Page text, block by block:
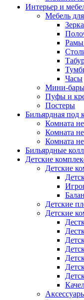
Интерьер и
Мебель
Рамы
Часы
Мини-
Пуфы и
Постеры
Бильярдная под
Комната
Комната
Комната
Бильярдные
Детские
Детские
Детские
Детские